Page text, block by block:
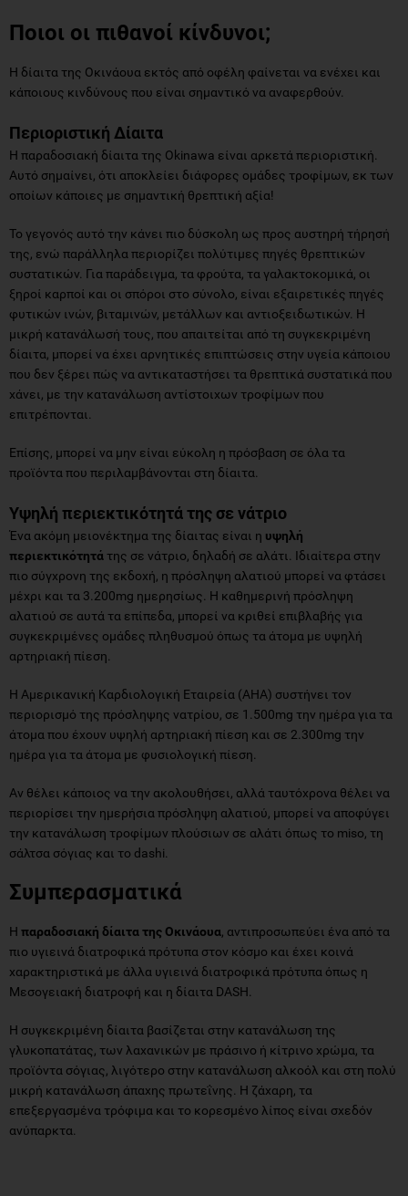
Ποιοι οι πιθανοί κίνδυνοι;
Η δίαιτα της Οκινάουα εκτός από οφέλη φαίνεται να ενέχει και
κάποιους κινδύνους που είναι σημαντικό να αναφερθούν.
Περιοριστική Δίαιτα
Η παραδοσιακή δίαιτα της Okinawa είναι αρκετά περιοριστική.
Αυτό σημαίνει, ότι αποκλείει διάφορες ομάδες τροφίμων, εκ των
οποίων κάποιες με σημαντική θρεπτική αξία!
Το γεγονός αυτό την κάνει πιο δύσκολη ως προς αυστηρή τήρησή
της, ενώ παράλληλα περιορίζει πολύτιμες πηγές θρεπτικών
συστατικών. Για παράδειγμα, τα φρούτα, τα γαλακτοκομικά, οι
ξηροί καρποί και οι σπόροι στο σύνολο, είναι εξαιρετικές πηγές
φυτικών ινών, βιταμινών, μετάλλων και αντιοξειδωτικών. Η
μικρή κατανάλωσή τους, που απαιτείται από τη συγκεκριμένη
δίαιτα, μπορεί να έχει αρνητικές επιπτώσεις στην υγεία κάποιου
που δεν ξέρει πώς να αντικαταστήσει τα θρεπτικά συστατικά που
χάνει, με την κατανάλωση αντίστοιχων τροφίμων που
επιτρέπονται.
Επίσης, μπορεί να μην είναι εύκολη η πρόσβαση σε όλα τα
προϊόντα που περιλαμβάνονται στη δίαιτα.
Υψηλή περιεκτικότητά της σε νάτριο
Ένα ακόμη μειονέκτημα της δίαιτας είναι η υψηλή
περιεκτικότητά της σε νάτριο, δηλαδή σε αλάτι. Ιδιαίτερα στην
πιο σύγχρονη της εκδοχή, η πρόσληψη αλατιού μπορεί να φτάσει
μέχρι και τα 3.200mg ημερησίως. Η καθημερινή πρόσληψη
αλατιού σε αυτά τα επίπεδα, μπορεί να κριθεί επιβλαβής για
συγκεκριμένες ομάδες πληθυσμού όπως τα άτομα με υψηλή
αρτηριακή πίεση.
Η Αμερικανική Καρδιολογική Εταιρεία (AHA) συστήνει τον
περιορισμό της πρόσληψης νατρίου, σε 1.500mg την ημέρα για τα
άτομα που έχουν υψηλή αρτηριακή πίεση και σε 2.300mg την
ημέρα για τα άτομα με φυσιολογική πίεση.
Αν θέλει κάποιος να την ακολουθήσει, αλλά ταυτόχρονα θέλει να
περιορίσει την ημερήσια πρόσληψη αλατιού, μπορεί να αποφύγει
την κατανάλωση τροφίμων πλούσιων σε αλάτι όπως το miso, τη
σάλτσα σόγιας και το dashi.
Συμπερασματικά
Η παραδοσιακή δίαιτα της Οκινάουα, αντιπροσωπεύει ένα από τα
πιο υγιεινά διατροφικά πρότυπα στον κόσμο και έχει κοινά
χαρακτηριστικά με άλλα υγιεινά διατροφικά πρότυπα όπως η
Μεσογειακή διατροφή και η δίαιτα DASH.
Η συγκεκριμένη δίαιτα βασίζεται στην κατανάλωση της
γλυκοπατάτας, των λαχανικών με πράσινο ή κίτρινο χρώμα, τα
προϊόντα σόγιας, λιγότερο στην κατανάλωση αλκοόλ και στη πολύ
μικρή κατανάλωση άπαχης πρωτεΐνης. Η ζάχαρη, τα
επεξεργασμένα τρόφιμα και το κορεσμένο λίπος είναι σχεδόν
ανύπαρκτα.